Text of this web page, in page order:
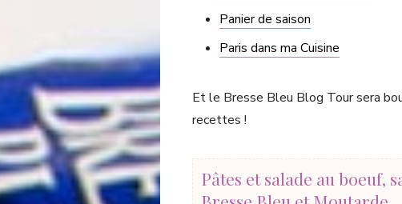
Panier de saison
Paris dans ma Cuisine
Et le Bresse Bleu Blog Tour sera
recettes !
Pâtes et salade au boeuf,